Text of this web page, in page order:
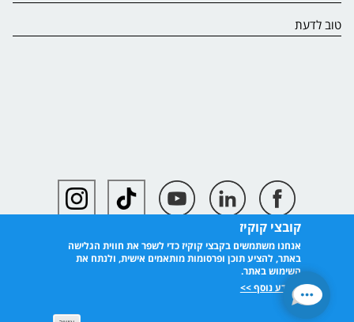
קובצי קוקיז
אנחנו משתמשים בקבצי קוקיז כדי לשפר את חווית הגלישה
באתר, להציע תוכן ופרסומות מותאמים אישית, ולנתח את
השימוש באתר.
למידע נוסף >>
טוב לדעת